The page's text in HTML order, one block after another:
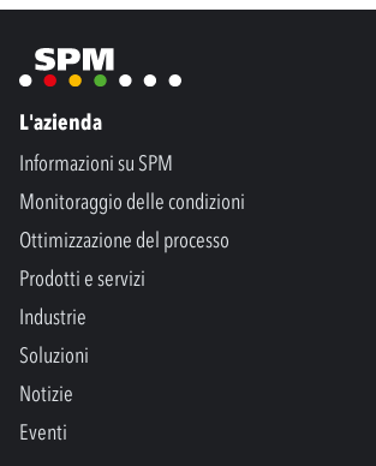
L'azienda
Informazioni su SPM
Monitoraggio delle condizioni
Ottimizzazione del processo
Prodotti e servizi
Industrie
Soluzioni
Notizie
Eventi